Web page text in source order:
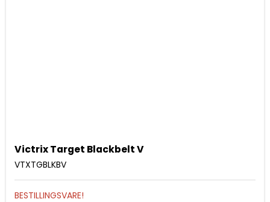
Victrix Target Blackbelt V
VTXTGBLKBV
BESTILLINGSVARE!